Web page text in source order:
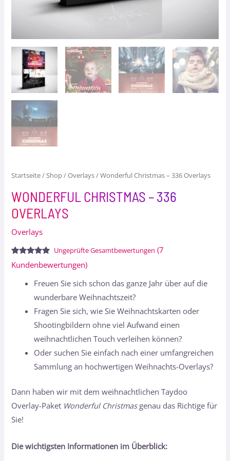
Startseite/Shop/Overlays/ Wonderful Christmas – 336 Overlays
WONDERFUL CHRISTMAS – 336
OVERLAYS
Overlays
Bewertet
mit5.00
basierend
7
Kundenbewertungen
Ungeprüfte Gesamtbewertungen (7
Kundenbewertungen)
Freuen Sie sich schon das ganze Jahr über auf die
wunderbare Weihnachtszeit?
Fragen Sie sich, wie Sie Weihnachtskarten oder
Shootingbildern ohne viel Aufwand einen
weihnachtlichen Touch verleihen können?
Oder suchen Sie einfach nach einer umfangreichen
Sammlung an hochwertigen Weihnachts-Overlays?
Dann haben wir mit dem weihnachtlichen Taydoo
Overlay-Paket Wonderful Christmasgenau das Richtige für
Sie!
Die wichtigsten Informationen im Überblick: